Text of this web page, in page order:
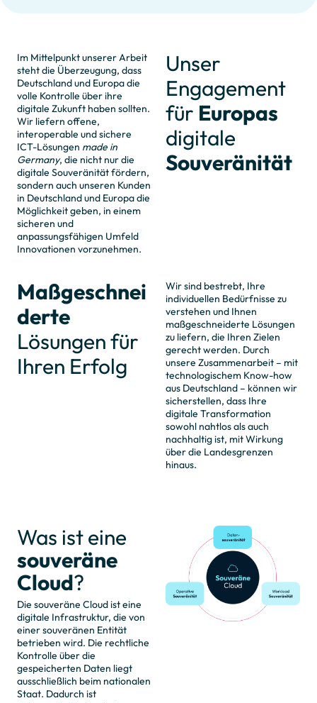
Unser
Engagement
für Europas
digitale
Souveränität
Im Mittelpunkt unserer Arbeit
steht die Überzeugung, dass
Deutschland und Europa die
volle Kontrolle über ihre
digitale Zukunft haben sollten.
Wir liefern offene,
interoperable und sichere
ICT-Lösungen made in
Germany, die nicht nur die
digitale Souveränität fördern,
sondern auch unseren Kunden
in Deutschland und Europa die
Möglichkeit geben, in einem
sicheren und
anpassungsfähigen Umfeld
Innovationen vorzunehmen.
Maßgeschnei
derte
Lösungen für
Ihren Erfolg
Wir sind bestrebt, Ihre
individuellen Bedürfnisse zu
verstehen und Ihnen
maßgeschneiderte Lösungen
zu liefern, die Ihren Zielen
gerecht werden. Durch
unsere Zusammenarbeit – mit
technologischem Know-how
aus Deutschland – können wir
sicherstellen, dass Ihre
digitale Transformation
sowohl nahtlos als auch
nachhaltig ist, mit Wirkung
über die Landesgrenzen
hinaus.
Was ist eine
souveräne
Cloud?
Die souveräne Cloud ist eine
digitale Infrastruktur, die von
einer souveränen Entität
betrieben wird. Die rechtliche
Kontrolle über die
gespeicherten Daten liegt
ausschließlich beim nationalen
Staat. Dadurch ist